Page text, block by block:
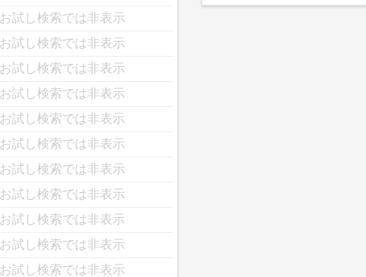
お試し検索では非表示
お試し検索では非表示
お試し検索では非表示
お試し検索では非表示
お試し検索では非表示
お試し検索では非表示
お試し検索では非表示
お試し検索では非表示
お試し検索では非表示
お試し検索では非表示
お試し検索では非表示